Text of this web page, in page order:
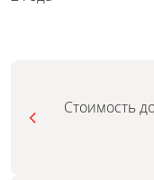
Стоимость